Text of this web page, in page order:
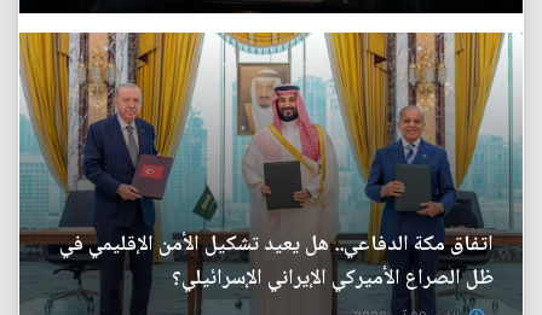
اتفاق مكة الدفاعي.. هل يعيد تشكيل الأمن الإقليمي في
ظل الصراع الأميركي الإيراني الإسرائيلي؟